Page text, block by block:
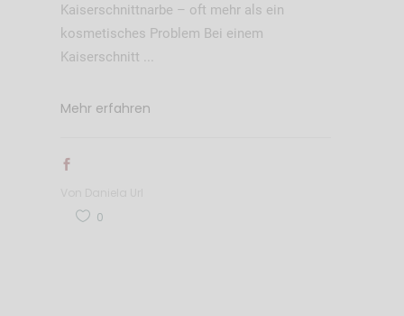
Kaiserschnittnarbe – oft mehr als ein
kosmetisches Problem Bei einem
Kaiserschnitt
Mehr erfahren
0